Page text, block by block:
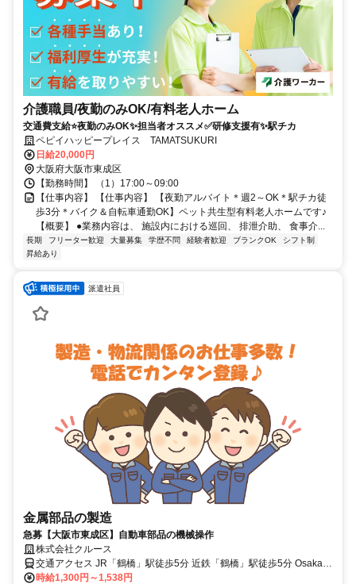
介護職員/夜勤のみOK/有料老人ホーム
交通費支給⭐️夜勤のみOK✨担当者オススメ✅️研修支援有✨駅チカ
ペピイハッピープレイス TAMATSUKURI
日給20,000円
大阪府大阪市東成区
【勤務時間】 （1）17:00～09:00
【仕事内容】 【仕事内容】 【夜勤アルバイト＊週2～OK＊駅チカ徒
歩3分＊バイク＆自転車通勤OK】ペット共生型有料老人ホームです♪
【概要】 ●業務内容は、 施設内における巡回、 排泄介助、 食事介...
長期 フリーター歓迎 大量募集 学歴不問 経験者歓迎 ブランクOK
シフト制
昇給あり
派遣社員
金属部品の製造
急募【大阪市東成区】自動車部品の機械操作
株式会社クルース
交通アクセス JR「鶴橋」駅徒歩5分 近鉄「鶴橋」駅徒歩5分 Osaka
Metro「鶴橋」駅徒歩5分
時給1,300円～1,538円